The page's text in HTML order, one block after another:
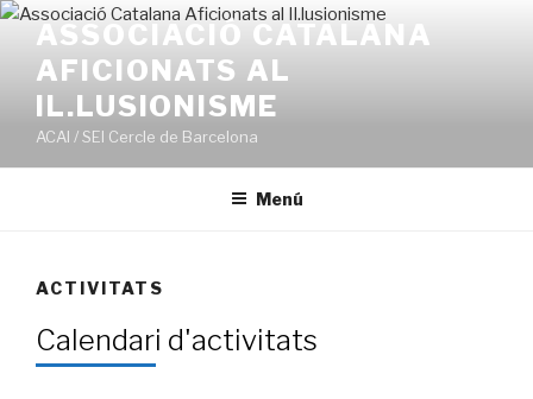
Ir
contenido
ASSOCIACIÓ CATALANA
AFICIONATS AL
IL.LUSIONISME
ACAI / SEI Cercle de Barcelona
Menú
ACTIVITATS
Calendari d'activitats